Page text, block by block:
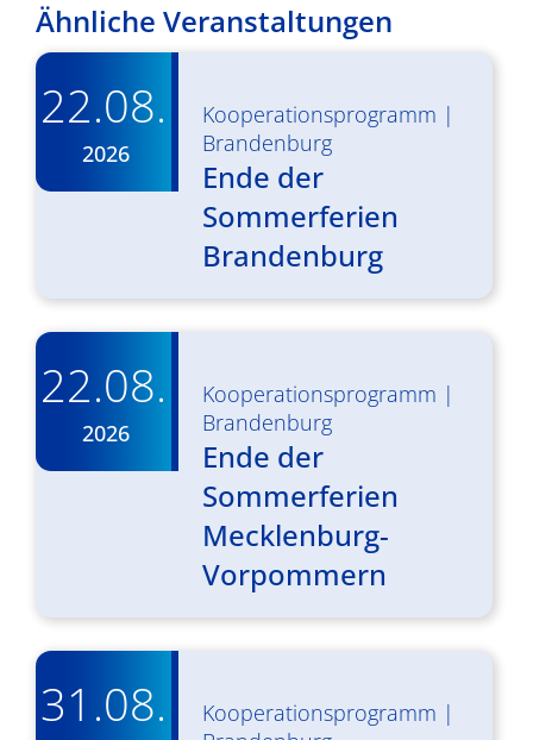
Ähnliche Veranstaltungen
22.08.
2026
Kooperationsprogramm |
Brandenburg
Ende der
Sommerferien
Brandenburg
22.08.
2026
Kooperationsprogramm |
Brandenburg
Ende der
Sommerferien
Mecklenburg-
Vorpommern
31.08. Kooperationsprogramm |